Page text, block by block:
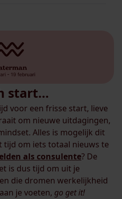
start…
voor een frisse start, lieve
om nieuwe uitdagingen,
Alles is mogelijk dit
tijd om iets totaal nieuws te
als consulente? De
is dus tijd om uit je
die dromen werkelijkheid
je voeten, go get it!